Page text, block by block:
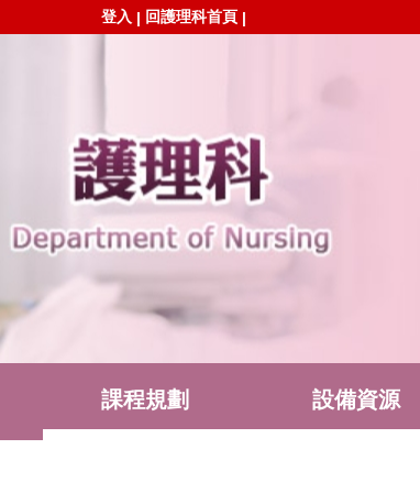
登入 | 回護理科首頁 |
課程規劃 設備資源